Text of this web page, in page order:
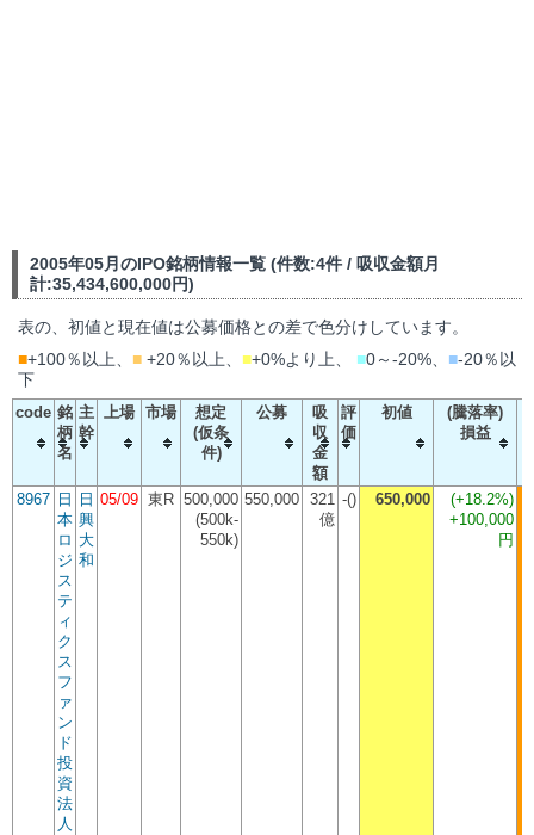
2005年05月のIPO銘柄情報一覧 (件数:4件 / 吸収金額月
計:35,434,600,000円)
表の、初値と現在値は公募価格との差で色分けしています。
■+100％以上、 ■ +20％以上、 ■+0%より上、 ■0～-20%、 ■-20％以
下
code 銘
柄
名
主
幹
上場 市場
想定
(仮条
件)
公募
吸
収
金
額
評
価
初値
(騰落率)
損益
8967 日
本
ロ
ジ
ス
テ
ィ
ク
ス
フ
ァ
ン
ド
投
資
法
人
日
興
大
和
05/09 東R 500,000
(500k-
550k)
550,000 321
億
-() 650,000 (+18.2%)
+100,000
円